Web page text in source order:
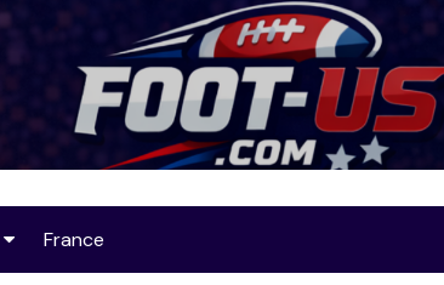
Foot-US
France